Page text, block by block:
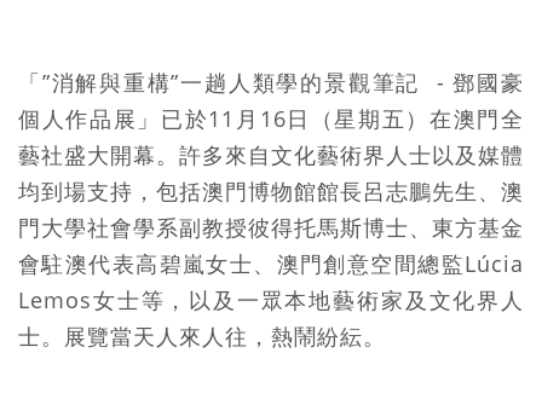
「”消解與重構”一趟人類學的景觀筆記 - 鄧國豪
個人作品展」已於11月16日（星期五）在澳門全
藝社盛大開幕。許多來自文化藝術界人士以及媒體
均到場支持，包括澳門博物館館長呂志鵬先生、澳
門大學社會學系副教授彼得托馬斯博士、東方基金
會駐澳代表高碧嵐女士、澳門創意空間總監Lúcia
Lemos女士等，以及一眾本地藝術家及文化界人
士。展覽當天人來人往，熱鬧紛紜。